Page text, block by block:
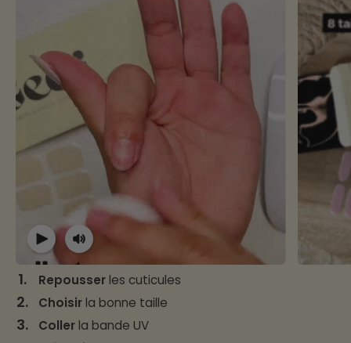
1. Repousserles cuticules
2. Choisirla bonne taille
3. Collerla bande UV